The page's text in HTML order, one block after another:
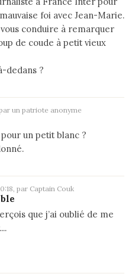
foi avec Jean-Marie.
conduire à remarquer
de coude à petit vieux
dedans ?
un patriote anonyme
un petit blanc ?
par Captain Couk
que j’ai oublié de me